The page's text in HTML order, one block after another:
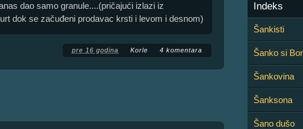
dao samo granule....(pričajući izlazi iz
dok se začuđeni prodavac krsti i levom i desnom)
pre 16 godina Korle 4 komentara
Indeks
Šankisti
Šanko si
Šankovina
Šanksona
Šano dušo